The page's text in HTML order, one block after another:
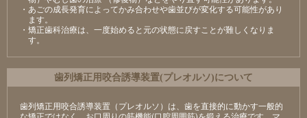
・あごの成長発育によってかみ合わせや歯並びが変化する可能性があり
ます。
・矯正歯科治療は、一度始めると元の状態に戻すことが難しくなりま
す。
⻭列矯正⽤咬合誘導装置(プレオルソ)について
歯列矯正用咬合誘導装置（プレオルソ）は、歯を直接的に動かす一般的
な矯正ではなく、お口周りの筋機能(口腔周囲筋)を鍛える治療です。マ